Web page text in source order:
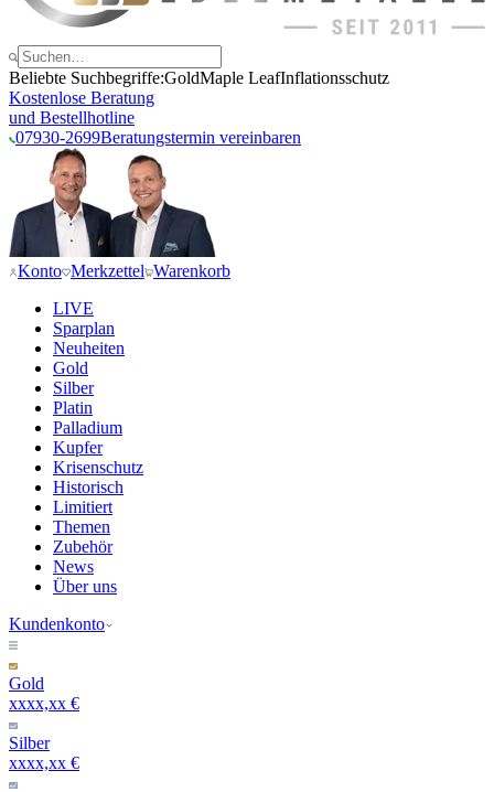
Beliebte Suchbegriffe:GoldMaple LeafInflationsschutz
Kostenlose Beratung
und Bestellhotline
07930-2699Beratungstermin vereinbaren
Konto Merkzettel Warenkorb
LIVE
Sparplan
Neuheiten
Gold
Silber
Platin
Palladium
Kupfer
Krisenschutz
Historisch
Limitiert
Themen
Zubehör
News
Über uns
Kundenkonto
Gold
xxxx,xx €
Silber
xxxx,xx €